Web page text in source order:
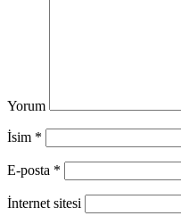
Yorum
İsim *
E-posta *
İnternet sitesi